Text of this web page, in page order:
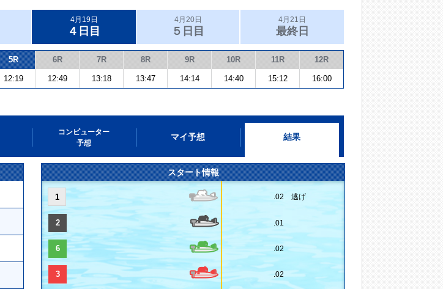
4月19日
４日目
4月20日
５日目
4月21日
最終日
5R 6R 7R 8R 9R 10R 11R 12R
12:19 12:49 13:18 13:47 14:14 14:40 15:12 16:00
コンピューター
予想
マイ予想 結果
スタート情報
1 .02 逃げ
2 .01
6 .02
3 .02